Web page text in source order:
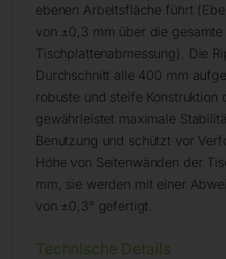
ebenen Arbeitsfläche führt
von ±0,3 mm über die gesamte
Tischplattenabmessung). Die
Durchschnitt alle 400 mm
robuste und steife Konstruktion
gewährleistet maximale
Benutzung und schützt vor
Höhe von Seitenwänden der
mm, sie werden mit einer
von ±0,3° gefertigt.
Technische Details